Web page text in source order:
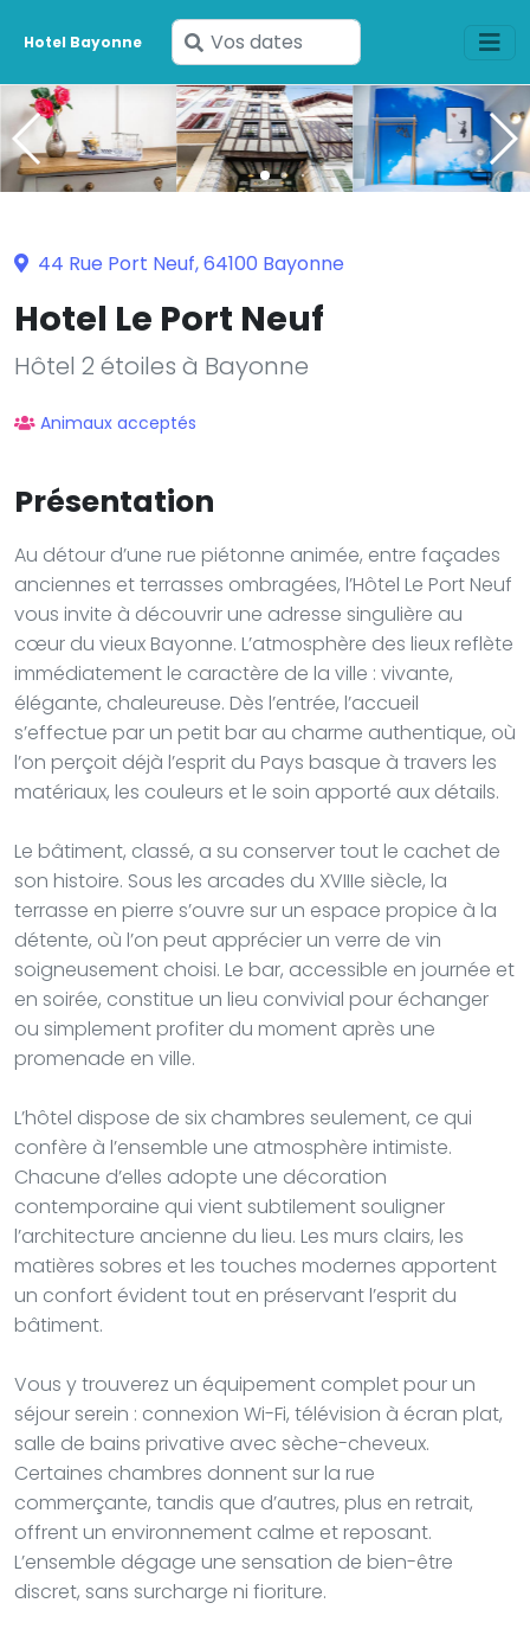
Hotel Bayonne
Saisissez
vos
dates
44 Rue Port Neuf, 64100 Bayonne
Hotel Le Port Neuf
Hôtel 2 étoiles à Bayonne
Animaux acceptés
Présentation
Au détour d’une rue piétonne animée, entre façades
anciennes et terrasses ombragées, l’Hôtel Le Port Neuf
vous invite à découvrir une adresse singulière au
cœur du vieux Bayonne. L’atmosphère des lieux reflète
immédiatement le caractère de la ville : vivante,
élégante, chaleureuse. Dès l’entrée, l’accueil
s’effectue par un petit bar au charme authentique, où
l’on perçoit déjà l’esprit du Pays basque à travers les
matériaux, les couleurs et le soin apporté aux détails.
Le bâtiment, classé, a su conserver tout le cachet de
son histoire. Sous les arcades du XVIIIe siècle, la
terrasse en pierre s’ouvre sur un espace propice à la
détente, où l’on peut apprécier un verre de vin
soigneusement choisi. Le bar, accessible en journée et
en soirée, constitue un lieu convivial pour échanger
ou simplement profiter du moment après une
promenade en ville.
L’hôtel dispose de six chambres seulement, ce qui
confère à l’ensemble une atmosphère intimiste.
Chacune d’elles adopte une décoration
contemporaine qui vient subtilement souligner
l’architecture ancienne du lieu. Les murs clairs, les
matières sobres et les touches modernes apportent
un confort évident tout en préservant l’esprit du
bâtiment.
Vous y trouverez un équipement complet pour un
séjour serein : connexion Wi-Fi, télévision à écran plat,
salle de bains privative avec sèche-cheveux.
Certaines chambres donnent sur la rue
commerçante, tandis que d’autres, plus en retrait,
offrent un environnement calme et reposant.
L’ensemble dégage une sensation de bien-être
discret, sans surcharge ni fioriture.